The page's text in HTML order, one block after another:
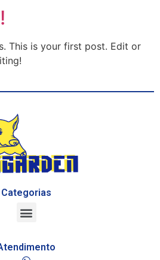
This is your first post. Edit or
Categorias